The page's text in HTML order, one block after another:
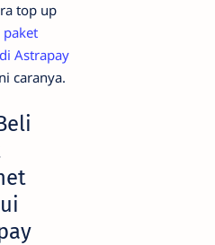
top up
paket
Astrapay
caranya.